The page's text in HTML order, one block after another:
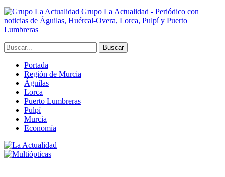
Grupo La Actualidad - Periódico con
noticias de Águilas, Huércal-Overa, Lorca, Pulpí y Puerto
Lumbreras
Portada
Región de Murcia
Águilas
Lorca
Puerto Lumbreras
Pulpí
Murcia
Economía